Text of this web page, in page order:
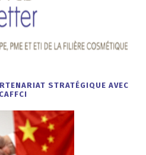
STRATÉGIQUE AVEC